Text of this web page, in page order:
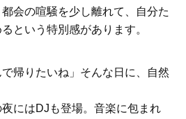
会の喧騒を少し離れて、自分た
という特別感があります。
で帰りたいね」そんな日に、自然
にはDJ も登場。音楽に包まれ